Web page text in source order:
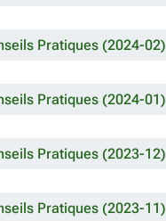
Pratiques (2024-02)
Pratiques (2024-01)
Pratiques (2023-12)
Pratiques (2023-11)